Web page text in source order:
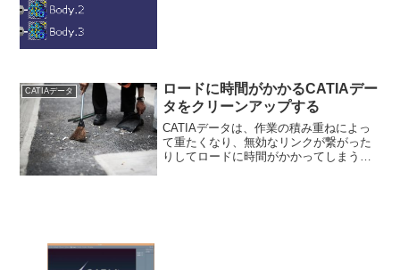
CATIAデータ
ロードに時間がかかるCATIAデー
タをクリーンアップする
CATIAデータは、作業の積み重ねによっ
て重たくなり、無効なリンクが繋がった
りしてロードに時間がかかってしまうこ